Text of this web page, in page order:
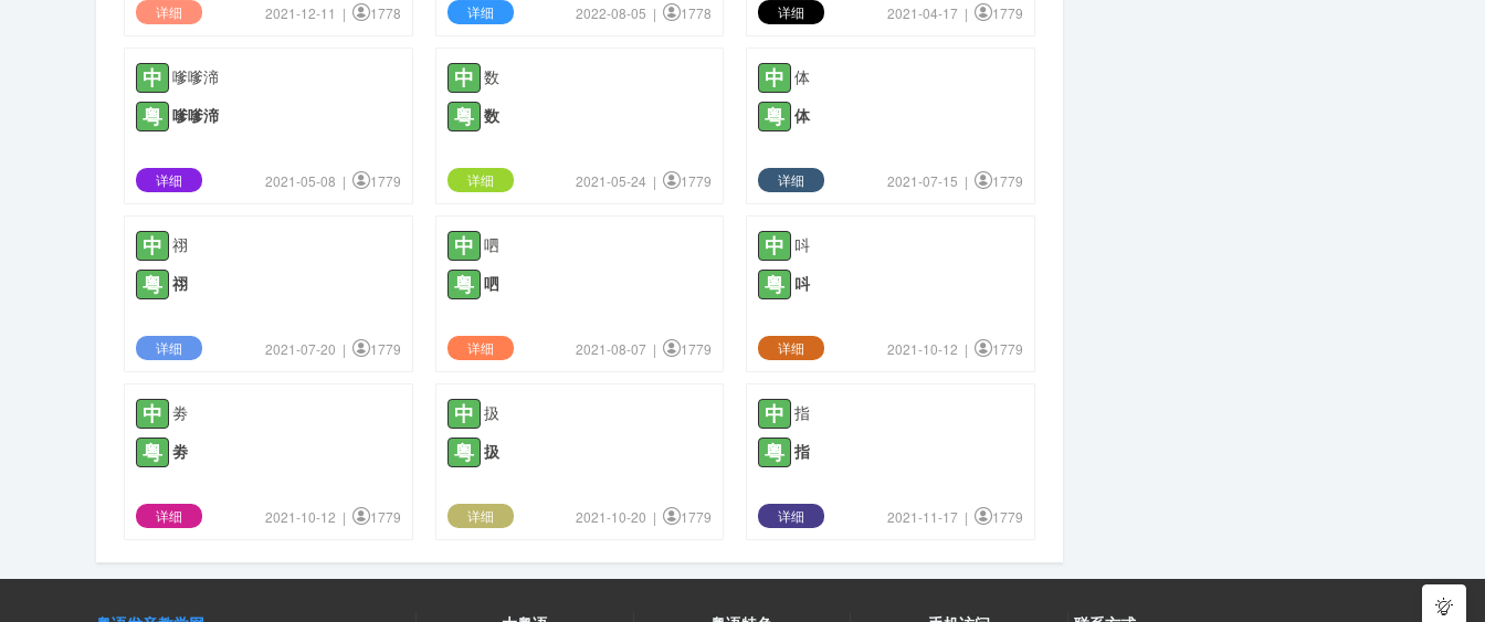
详细 2021-12-11 | 1778 详细 2022-08-05 | 1778 详细 2021-04-17 | 1779
中 嗲嗲渧
粤 嗲嗲渧
详细 2021-05-08 | 1779
中 数
粤 数
详细 2021-05-24 | 1779
中 体
粤 体
详细 2021-07-15 | 1779
中 祤
粤 祤
详细 2021-07-20 | 1779
中 呬
粤 呬
详细 2021-08-07 | 1779
中 呌
粤 呌
详细 2021-10-12 | 1779
中 劵
粤 劵
详细 2021-10-12 | 1779
中 扱
粤 扱
详细 2021-10-20 | 1779
中 指
粤 指
详细 2021-11-17 | 1779